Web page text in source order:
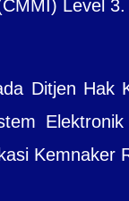
Level
Ditjen Hak
Kemnaker